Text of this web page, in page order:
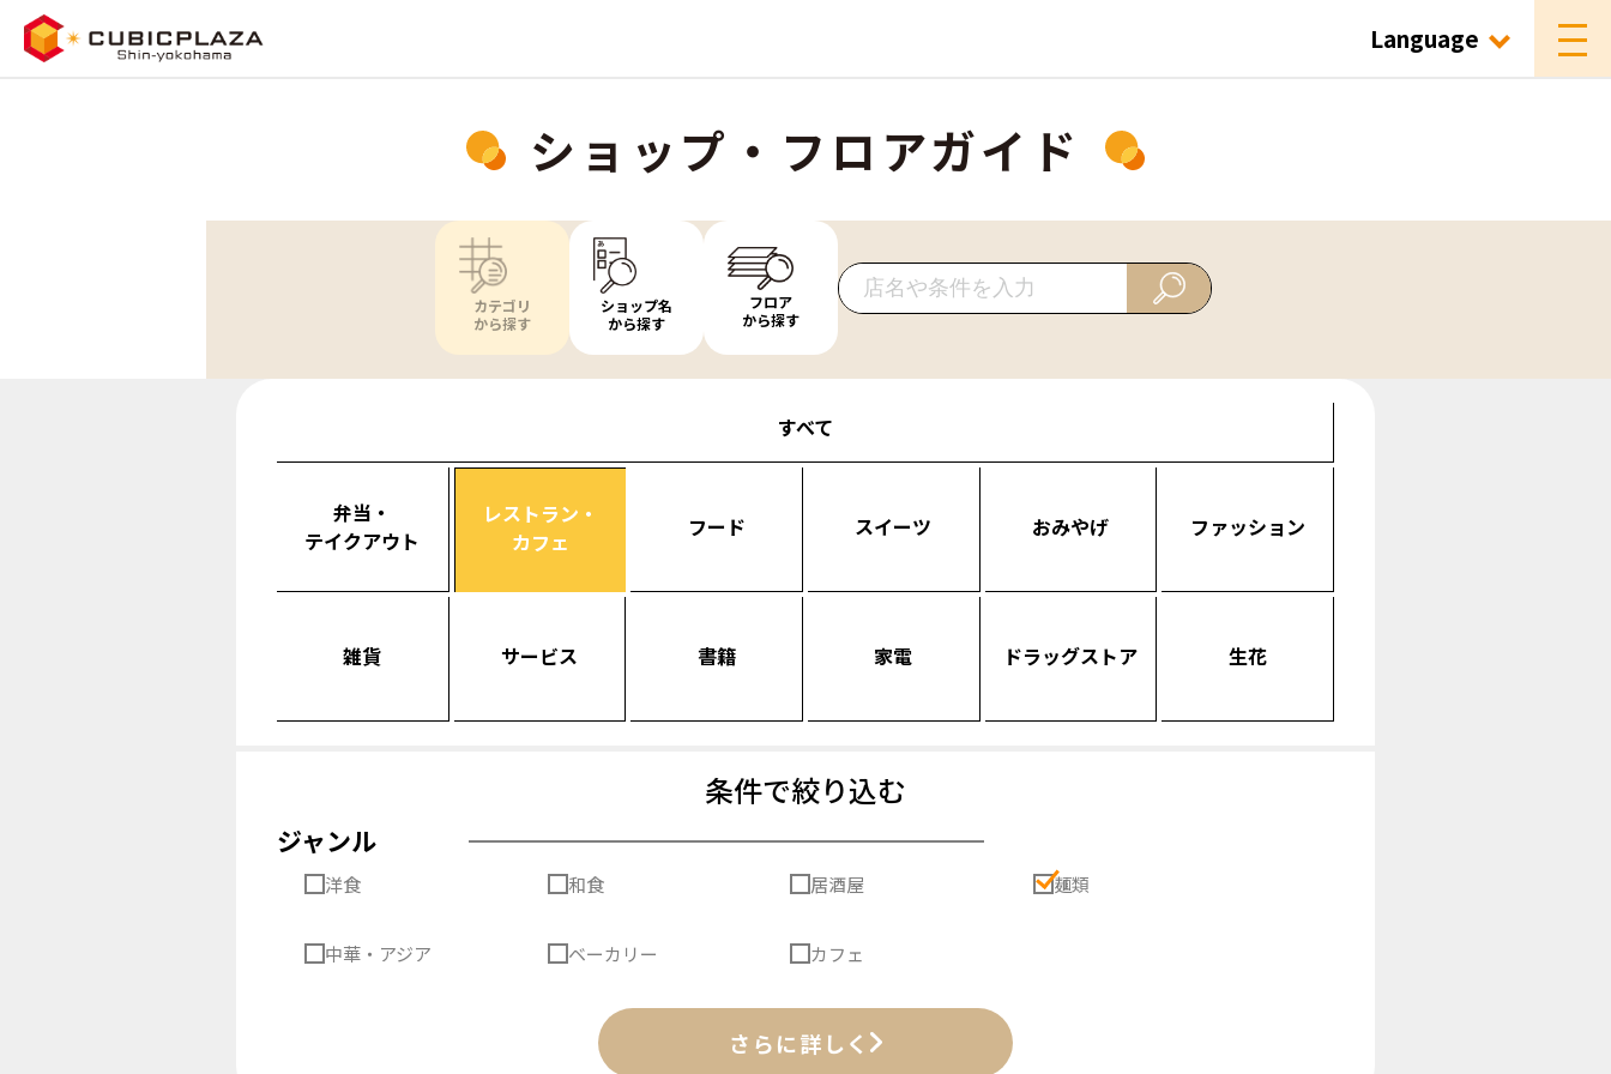
Language
ショップ・フロアガイド
カテゴリ
から探す
ショップ名
から探す
フロア
から探す
すべて
弁当・
テイクアウト
レストラン・
カフェ
フード スイーツ おみやげ ファッション
雑貨 サービス 書籍 家電 ドラッグストア 生花
条件で絞り込む
ジャンル
洋食 和食 居酒屋 麺類
中華・アジア ベーカリー カフェ
さらに詳しく